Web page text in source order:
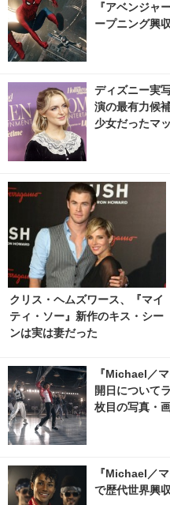
『アベンジャ
ープニング興
ディズニー実
演の最有力候
少女だったマ
クリス・ヘムズワース、『マイ
ティ・ソー』新作のキス・シー
ンは実は妻だった
『Michael／
開日について
枚目の写真・
『Michael／
で歴代世界興